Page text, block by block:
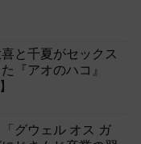
と千夏がセックス
『アオのハコ』
「グウェル オス ガ